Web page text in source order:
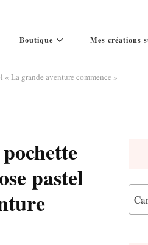
Boutique Mes créations
La grande aventure commence »
pastel